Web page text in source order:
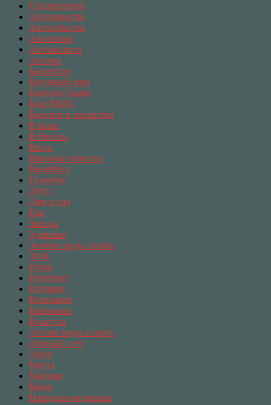
Uncategorized
Автоновости
Автособытия
Автоспорт
Автоэксперт
Актеры
Баскетбол
Безумный мир
Биатлон/Лыжи
Бокс/MMA
Болезни и лекарства
В мире
В России
Вещи
Военные новости
Волейбол
Гаджеты
Дети
Дом и сад
Еда
Звёзды
Здоровье
Зимние виды спорта
ЗОЖ
Игры
Интернет
Истории
Компании
Криминал
Культура
Летние виды спорта
Личный счет
Люди
Места
Мнения
Мода
Народная медицина